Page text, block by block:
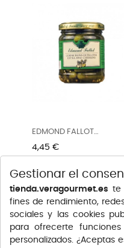
EDMOND FALLOT
PEPINILLOS EN...
Precio
4,45 €
Gestionar el
tienda.veragourmet.es te
fines de rendimiento,
sociales y las cookies
para ofrecerte
personalizados. ¿Aceptas